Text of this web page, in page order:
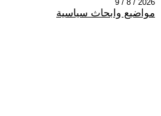
2026 / 8 / 9
مواضيع وابحاث سياسية